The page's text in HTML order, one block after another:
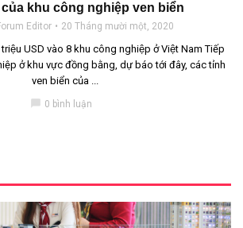
khu công nghiệp ven biển
Editor 20 Tháng mười một, 2020
USD vào 8 khu công nghiệp ở Việt Nam Tiếp
ở khu vực đồng bằng, dự báo tới đây, các tỉnh
ven biển của ...
chat_bubble 0 bình luận